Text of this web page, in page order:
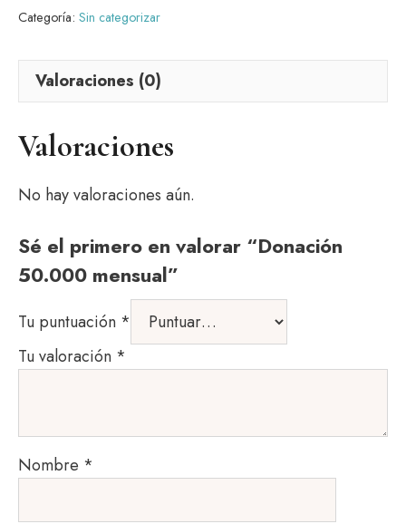
Categoría: Sin categorizar
Valoraciones (0)
Valoraciones
No hay valoraciones aún.
Sé el primero en valorar “Donación
50.000 mensual”
Tu puntuación *
Tu valoración *
Nombre *